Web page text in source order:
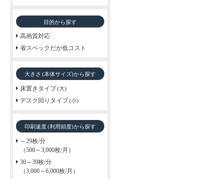
目的から探す
高画質対応
省スペックだが低コスト
大きさ (本体サイズ)から探す
床置きタイプ (大)
デスク回りタイプ (小)
印刷速度(利用頻度)から探す
～29枚/分
（500～3,000枚/月）
30～39枚/分
（3,000～6,000枚/月）